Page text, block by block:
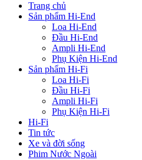
Trang chủ
Sản phẩm Hi-End
Loa Hi-End
Đầu Hi-End
Ampli Hi-End
Phụ Kiện Hi-End
Sản phẩm Hi-Fi
Loa Hi-Fi
Đầu Hi-Fi
Ampli Hi-Fi
Phụ Kiện Hi-Fi
Hi-Fi
Tin tức
Xe và đời sống
Phim Nước Ngoài